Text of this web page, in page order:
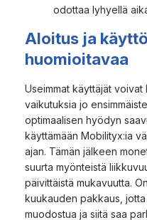
odottaa lyhyellä
Aloitus ja
huomioitavaa
Useimmat käyttäjät voivat
vaikutuksia jo
optimaalisen hyödyn
käyttämään Mobilityx:ia
ajan. Tämän jälkeen
suurta myönteistä
päivittäistä mukavuutta.
kuukauden pakkaus,
muodostua ja siitä saa